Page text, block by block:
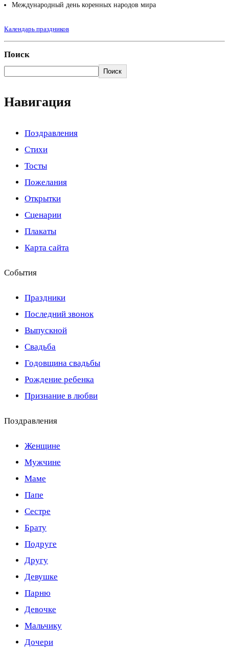
Международный день коренных народов мира
Календарь праздников
Поиск
Поиск
Навигация
Поздравления
Стихи
Тосты
Пожелания
Открытки
Сценарии
Плакаты
Карта сайта
События
Праздники
Последний звонок
Выпускной
Свадьба
Годовщина свадьбы
Рождение ребенка
Признание в любви
Поздравления
Женщине
Мужчине
Маме
Папе
Сестре
Брату
Подруге
Другу
Девушке
Парню
Девочке
Мальчику
Дочери